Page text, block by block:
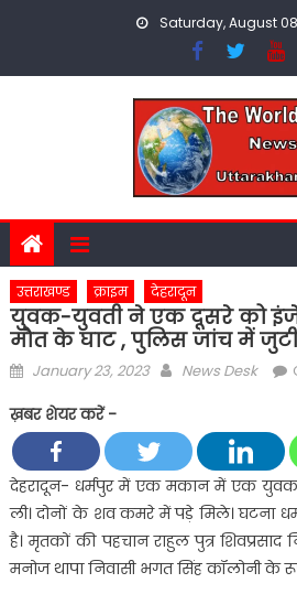
Saturday, August
उत्तराखण्ड क्राइम देहरादून
युवक-युवती ने एक दूसरे को
मौत के घाट , पुलिस जांच में
Posted
January 23, 2023 Author
News Desk
ख़बर शेयर करें -
देहरादून- धर्मपुर में एक मकान में एक
ली। दोनों के शव कमरे में पड़े मिले। घटना
है। मृतकों की पहचान राहुल पुत्र शिवप्रसाद
मनोज थापा निवासी भगत सिंह कॉलोनी के